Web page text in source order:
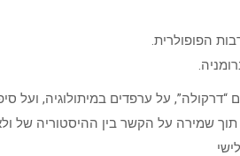
הפופולרית.
על ערפדים במיתולוגיה, ועל
שמירה על הקשר בין ההיסטוריה של